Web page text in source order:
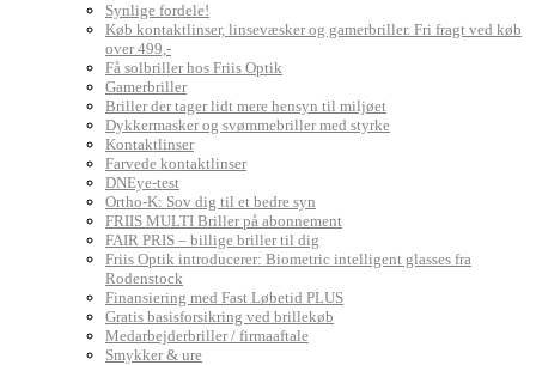
Synlige fordele!
Køb kontaktlinser, linsevæsker og gamerbriller. Fri fragt ved køb
over 499,-
Få solbriller hos Friis Optik
Gamerbriller
Briller der tager lidt mere hensyn til miljøet
Dykkermasker og svømmebriller med styrke
Kontaktlinser
Farvede kontaktlinser
DNEye-test
Ortho-K: Sov dig til et bedre syn
FRIIS MULTI Briller på abonnement
FAIR PRIS – billige briller til dig
Friis Optik introducerer: Biometric intelligent glasses fra
Rodenstock
Finansiering med Fast Løbetid PLUS
Gratis basisforsikring ved brillekøb
Medarbejderbriller / firmaaftale
Smykker & ure